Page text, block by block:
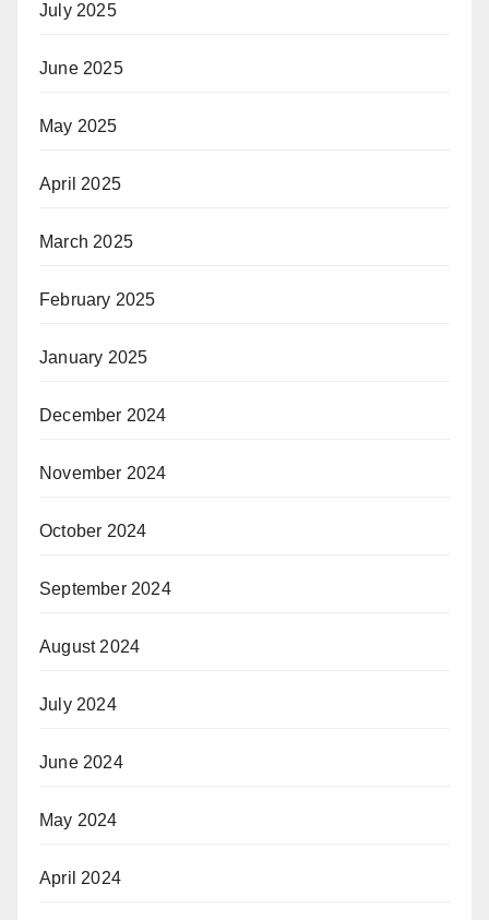
July 2025
June 2025
May 2025
April 2025
March 2025
February 2025
January 2025
December 2024
November 2024
October 2024
September 2024
August 2024
July 2024
June 2024
May 2024
April 2024